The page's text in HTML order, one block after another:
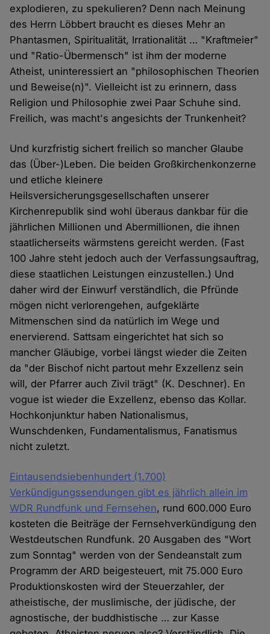
explodieren, zu spekulieren? Denn nach Meinung
des Herrn Löbbert braucht es dieses Mehr an
Phantasmen, Spiritualität, Irrationalität … "Kraftmeier"
und "Ratio-Übermensch" ist ihm der moderne
Atheist, uninteressiert an "philosophischen Theorien
und Beweise(n)". Vielleicht ist zu erinnern, dass
Religion und Philosophie zwei Paar Schuhe sind.
Freilich, was macht's angesichts der Trunkenheit?
Und kurzfristig sichert freilich so mancher Glaube
das (Über-)Leben. Die beiden Großkirchenkonzerne
und etliche kleinere
Heilsversicherungsgesellschaften unserer
Kirchenrepublik sind wohl überaus dankbar für die
jährlichen Millionen und Abermillionen, die ihnen
staatlicherseits wärmstens gereicht werden. (Fast
100 Jahre steht jedoch auch der Verfassungsauftrag,
diese staatlichen Leistungen einzustellen.) Und
daher wird der Einwurf verständlich, die Pfründe
mögen nicht verlorengehen, aufgeklärte
Mitmenschen sind da natürlich im Wege und
enervierend. Sattsam eingerichtet hat sich so
mancher Gläubige, vorbei längst wieder die Zeiten
da "der Bischof nicht partout mehr Exzellenz sein
will, der Pfarrer auch Zivil trägt" (K. Deschner). En
vogue ist wieder die Exzellenz, ebenso das Kollar.
Hochkonjunktur haben Nationalismus,
Wunschdenken, Fundamentalismus, Fanatismus
nicht zuletzt.
Eintausendsiebenhundert (1.700)
Verkündigungssendungen gibt es jährlich allein im
WDR Rundfunk und Fernsehen, rund 600.000 Euro
kosteten die Beiträge der Fernsehverkündigung den
Westdeutschen Rundfunk. 20 Ausgaben des "Wort
zum Sonntag" werden von der Sendeanstalt zum
Programm der ARD beigesteuert, mit 75.000 Euro
Produktionskosten wird der Steuerzahler, der
atheistische, der muslimische, der jüdische, der
agnostische, der buddhistische … zur Kasse